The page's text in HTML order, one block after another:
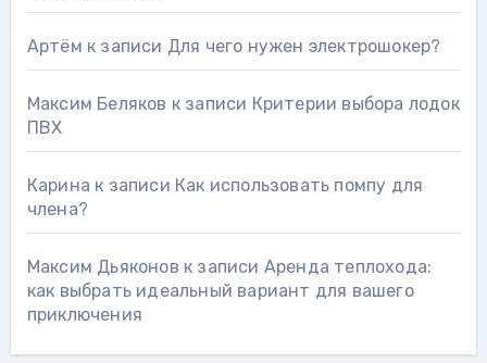
Артём к записи Для чего нужен электрошокер?
Максим Беляков к записи Критерии выбора лодок
ПВХ
Карина к записи Как использовать помпу для
члена?
Максим Дьяконов к записи Аренда теплохода:
как выбрать идеальный вариант для вашего
приключения